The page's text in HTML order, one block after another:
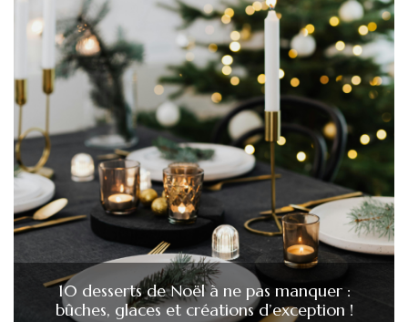
10 desserts de Noël à ne pas manquer :
bûches, glaces et créations d’exception !